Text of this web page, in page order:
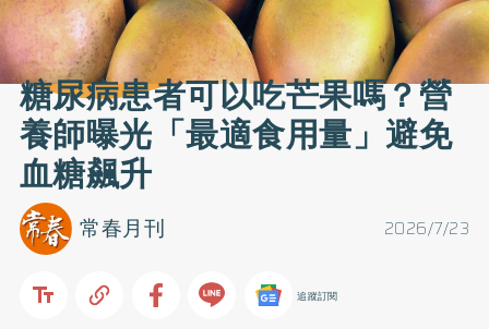
糖尿病患者可以吃芒果嗎？營
養師曝光「最適食用量」避免
血糖飆升
2026/7/23
常春月刊
追蹤訂閱